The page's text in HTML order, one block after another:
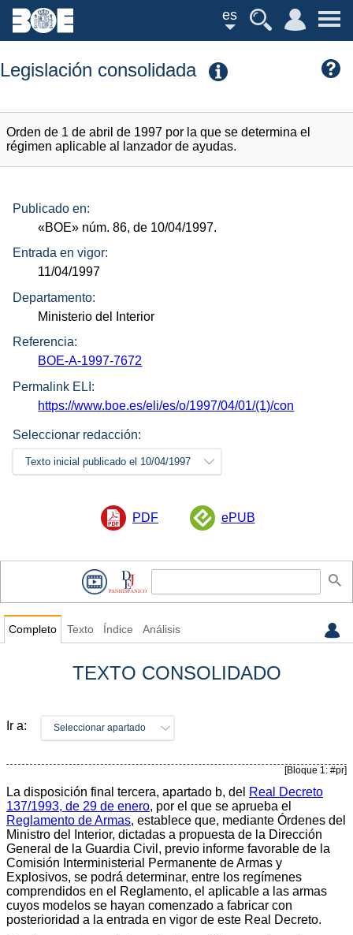
es
Legislación consolidada
Orden de 1 de abril de 1997 por la que se determina el
régimen aplicable al lanzador de ayudas.
Publicado en:
«BOE» núm. 86, de 10/04/1997.
Entrada en vigor:
11/04/1997
Departamento:
Ministerio del Interior
Referencia:
BOE-A-1997-7672
Permalink ELI:
https://www.boe.es/eli/es/o/1997/04/01/(1)/con
Seleccionar redacción:
Texto inicial publicado el 10/04/1997
PDF ePUB
Completo Texto Índice Análisis
TEXTO CONSOLIDADO
Ir a: Seleccionar apartado
[Bloque 1: #pr]
La disposición final tercera, apartado b, del Real Decreto
137/1993, de 29 de enero, por el que se aprueba el
Reglamento de Armas, establece que, mediante Órdenes del
Ministro del Interior, dictadas a propuesta de la Dirección
General de la Guardia Civil, previo informe favorable de la
Comisión Interministerial Permanente de Armas y
Explosivos, se podrá determinar, entre los regímenes
comprendidos en el Reglamento, el aplicable a las armas
cuyos modelos se hayan comenzado a fabricar con
posterioridad a la entrada en vigor de este Real Decreto.